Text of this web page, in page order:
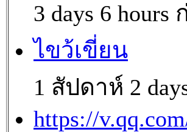
3 days 6 hours
ไขว้เขี่ยน
1 สัปดาห์ 2
https://